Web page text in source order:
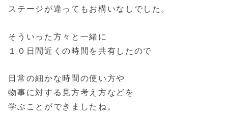
ステージが違ってもお構いなしでした。
そういった方々と一緒に
１０日間近くの時間を共有したので
日常の細かな時間の使い方や
物事に対する見方考え方などを
学ぶことができましたね。